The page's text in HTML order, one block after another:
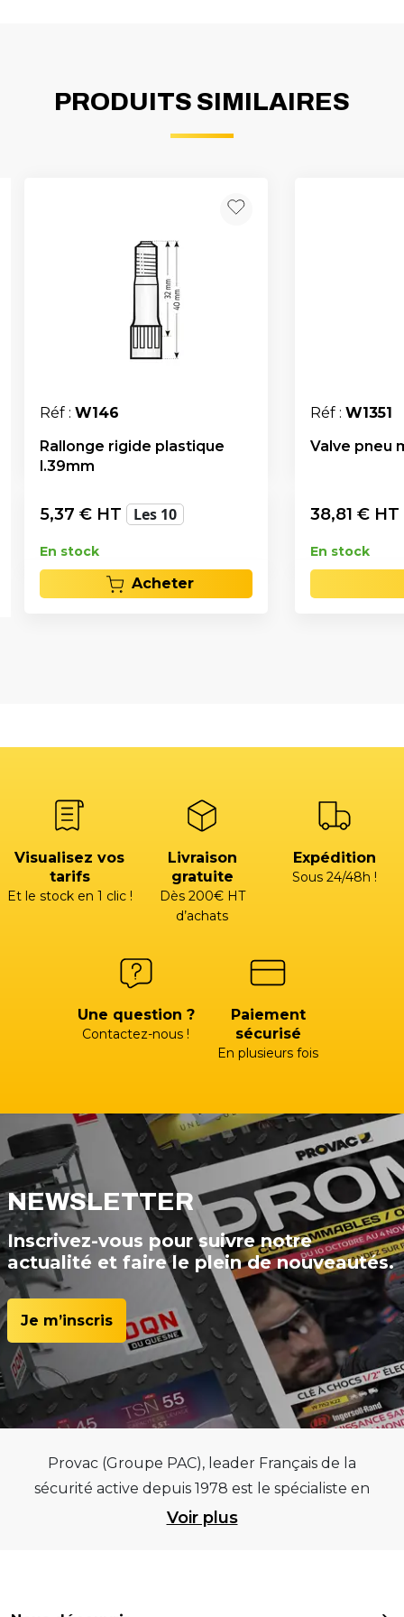
PRODUITS SIMILAIRES
Réf : W146
Rallonge rigide plastique
l.39mm
5,37 € HT Les 10
En stock
Acheter
Réf : W1351
Valve pneu
38,81 € HT
En stock
Visualisez vos
tarifs
Et le stock en 1 clic !
Livraison
gratuite
Dès 200€ HT
d’achats
Expédition
Sous 24/48h !
Une question ?
Contactez-nous !
Paiement
sécurisé
En plusieurs fois
NEWSLETTER
Inscrivez-vous pour suivre notre
actualité et faire le plein de nouveautés.
Je m’inscris
Provac (Groupe PAC), leader Français de la
sécurité active depuis 1978 est le spécialiste en
équipements pour garages et centres
Voir plus